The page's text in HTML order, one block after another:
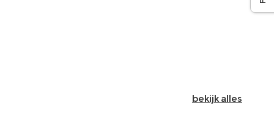
bekijk alles